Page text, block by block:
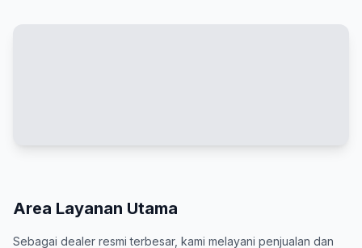
Area Layanan Utama
Sebagai dealer resmi terbesar, kami melayani penjualan dan